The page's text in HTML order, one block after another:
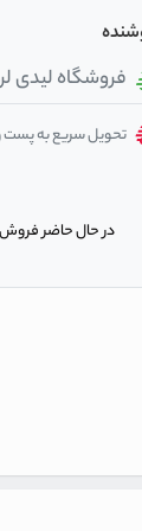
فروشگاه لیدی
تحویل سریع به پست
در حال حاضر